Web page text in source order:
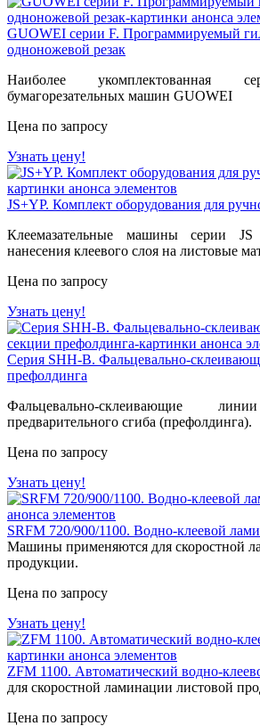
GUOWEI серии F. Программируемый
одноножевой резак
Наиболее укомплектованная
бумагорезательных машин GUOWEI
Цена по запросу
Узнать цену!
JS+YP. Комплект оборудования для
Клеемазательные машины серии JS
нанесения клеевого слоя на листовые
Цена по запросу
Узнать цену!
Серия SHH-B. Фальцевально-
префолдинга
Фальцевально-склеивающие
предварительного сгиба (префолдинга).
Цена по запросу
Узнать цену!
SRFM 720/900/1100. Водно-клеевой
Машины применяются для скоростной
продукции.
Цена по запросу
Узнать цену!
ZFM 1100. Автоматический водно-
для скоростной ламинации листовой
Цена по запросу